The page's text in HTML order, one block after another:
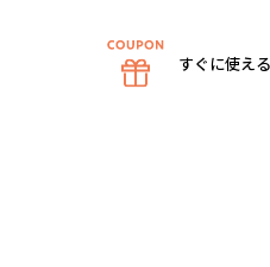
すぐに使え